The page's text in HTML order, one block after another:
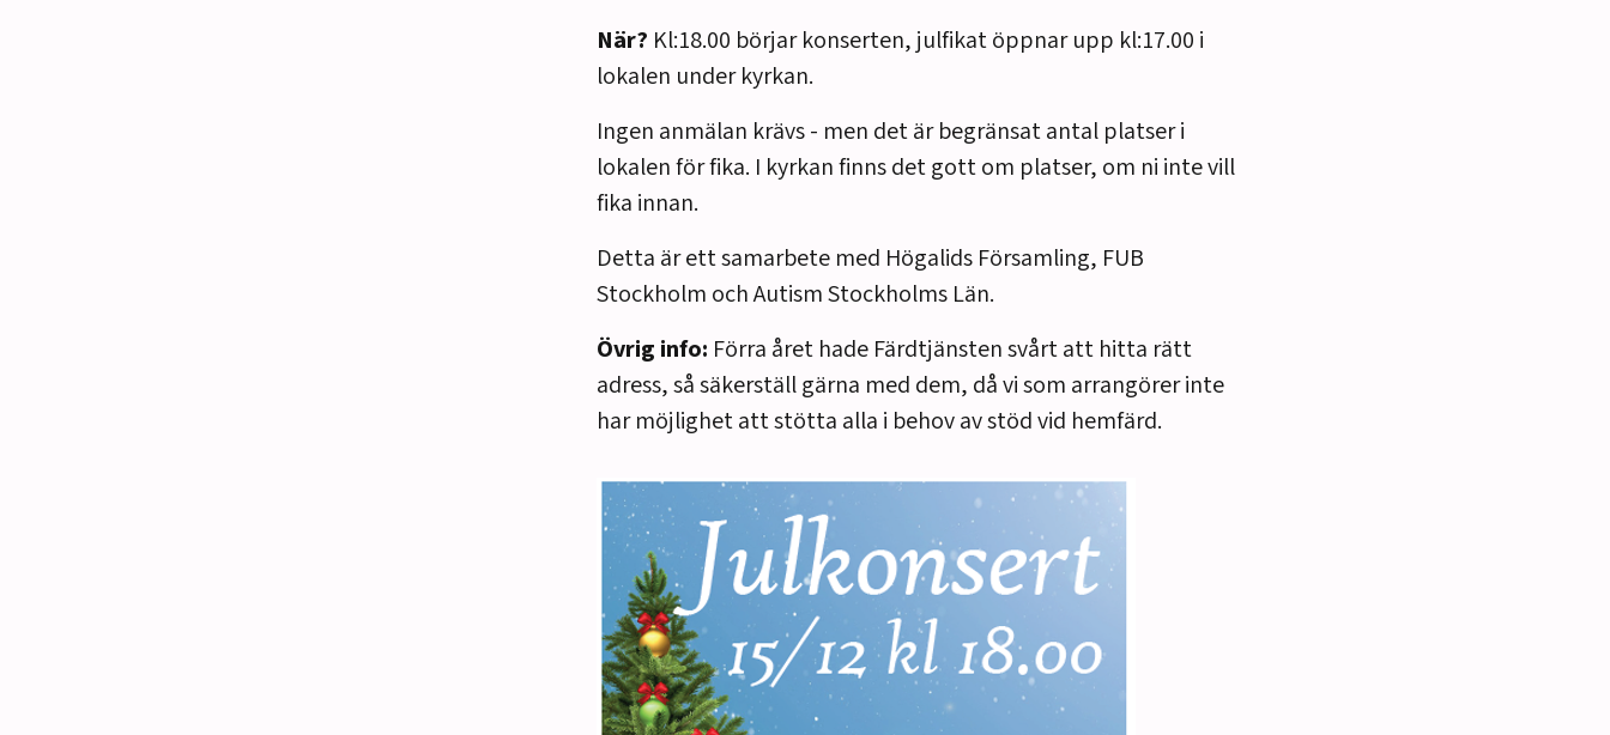
När? Kl:18.00 börjar konserten, julfikat öppnar upp kl:17.00 i
lokalen under kyrkan.
Ingen anmälan krävs - men det är begränsat antal platser i
lokalen för fika. I kyrkan finns det gott om platser, om ni inte vill
fika innan.
Detta är ett samarbete med Högalids Församling, FUB
Stockholm och Autism Stockholms Län.
Övrig info: Förra året hade Färdtjänsten svårt att hitta rätt
adress, så säkerställ gärna med dem, då vi som arrangörer inte
har möjlighet att stötta alla i behov av stöd vid hemfärd.